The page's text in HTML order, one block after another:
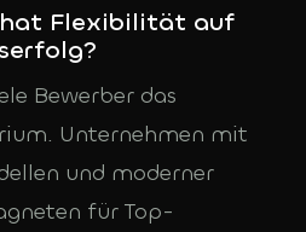
hat Flexibilität auf
Bewerber das
Unternehmen mit
und moderner
für Top-